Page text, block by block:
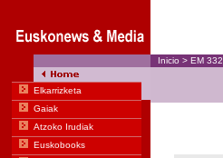
Inicio > EM 332